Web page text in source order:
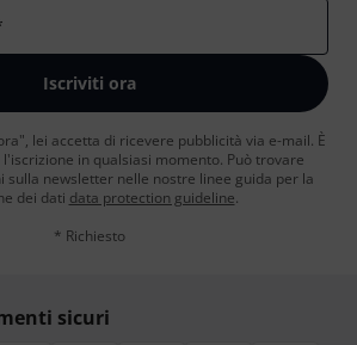
Iscriviti ora
lei accetta di ricevere pubblicità via e-mail. È
in qualsiasi momento. Può trovare
newsletter nelle nostre linee guida per la
dei dati data protection guideline.
* Richiesto
sicuri